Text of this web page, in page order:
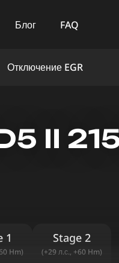
Блог FAQ
Отключение EGR
II
1
Hm)
Stage 2
(+29 л.с., +60 Hm)